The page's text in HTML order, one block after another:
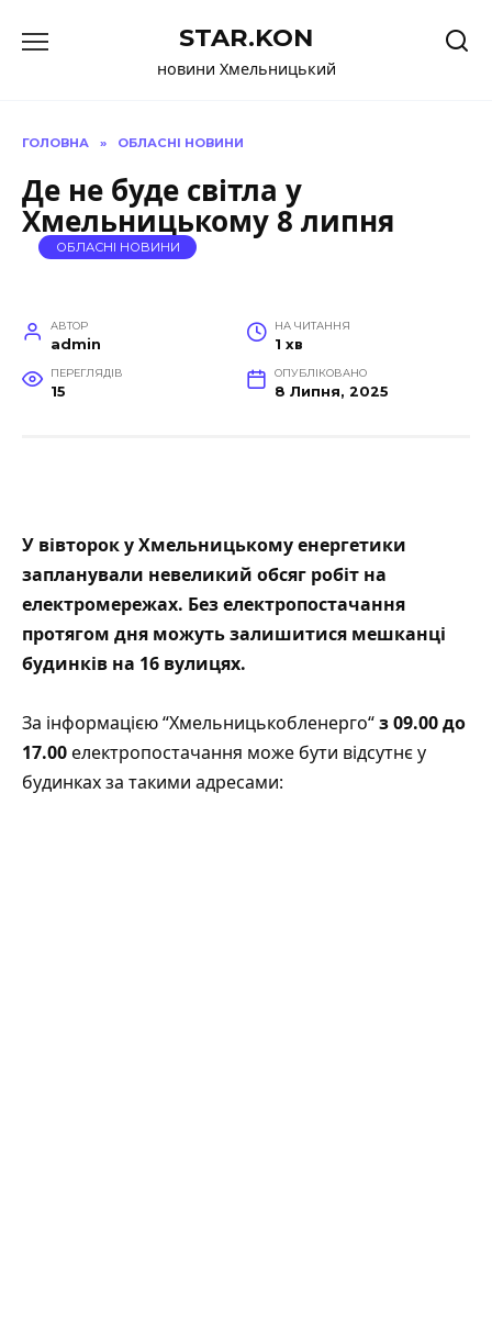
до
STAR.KON
новини Хмельницький
ГОЛОВНА » ОБЛАСНІ НОВИНИ
Де не буде світла у
Хмельницькому 8 липня
ОБЛАСНІ НОВИНИ
АВТОР
admin
НА ЧИТАННЯ
1 хв
ПЕРЕГЛЯДІВ
15
ОПУБЛІКОВАНО
8 Липня, 2025
У вівторок у Хмельницькому енергетики
запланували невеликий обсяг робіт на
електромережах. Без електропостачання
протягом дня можуть залишитися мешканці
будинків на 16 вулицях.
За інформацією “Хмельницькобленерго“з 09.00 до
17.00електропостачання може бути відсутнє у
будинках за такими адресами: